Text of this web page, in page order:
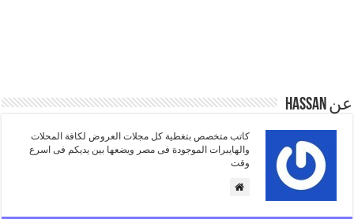
عن Hassan
كاتب متخصص بتغطية كل مجلات العروض لكافة المحلات
والهايبرات الموجودة فى مصر ويضعها بين يديكم فى اسرع
وقت